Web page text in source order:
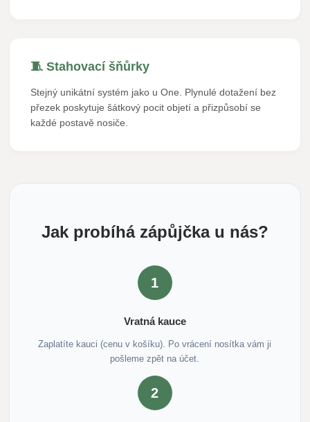
🧵 Stahovací šňůrky
Stejný unikátní systém jako u One. Plynulé dotažení bez
přezek poskytuje šátkový pocit objetí a přizpůsobí se
každé postavě nosiče.
Jak probíhá zápůjčka u nás?
1
Vratná kauce
Zaplatíte kauci (cenu v košíku). Po vrácení nosítka vám ji
pošleme zpět na účet.
2